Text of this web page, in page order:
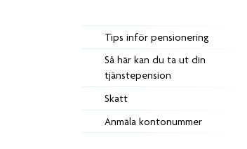
Tips inför pensionering
Så här kan du ta ut din
tjänstepension
Skatt
Anmäla kontonummer